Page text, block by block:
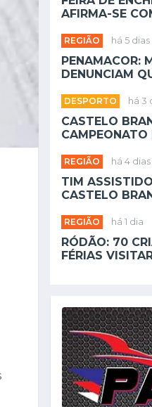
AFIRMA-SE
REGIÃO há 5 dias
PENAMACOR:
DENUNCIAM
DESPORTO há 3
CASTELO
REGIÃO há 4 dias
TIM
CASTELO
REGIÃO há 1 dia
RÓDÃO: 70
FÉRIAS